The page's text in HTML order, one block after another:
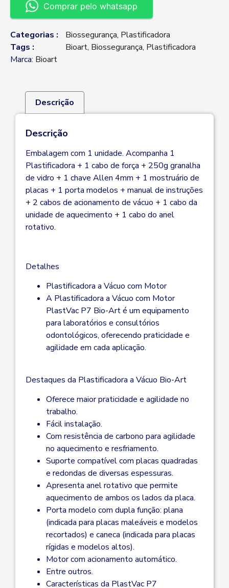
Comprar pelo whatsapp
Categorias : Biossegurança, Plastificadora
Tags :
Bioart, Biossegurança, Plastificadora
Marca: Bioart
Descrição
Descrição
Embalagem com 1 unidade. Acompanha 1
Plastificadora + 1 cabo de força + 250g granalha
de vidro + 1 chave Allen 4mm + 1 mostruário de
placas + 1 porta modelos + manual de instruções
+ 2 cabos de acionamento de vácuo + 1 cabo da
unidade de aquecimento + 1 cabo do anel
rotativo.
Detalhes
Plastificadora a Vácuo com Motor
A Plastificadora a Vácuo com Motor
PlastVac P7 Bio-Art é um equipamento
para laboratórios e consultórios
odontológicos, oferecendo praticidade e
agilidade em cada aplicação.
Destaques da Plastificadora a Vácuo Bio-Art
Oferece maior praticidade e agilidade no
trabalho.
Fácil instalação.
Com resistência de carbono para agilidade
no aquecimento e resfriamento.
Suporte compatível com placas quadradas
e redondas de diversas espessuras.
Apresenta anel rotativo que permite
aquecimento de ambos os lados da placa.
Porta modelo com dupla função: plana
(indicada para placas maleáveis e modelos
recortados) e caneca (indicada para placas
rígidas e modelos altos).
Motor com acionamento automático.
Entre outros.
Características da PlastVac P7